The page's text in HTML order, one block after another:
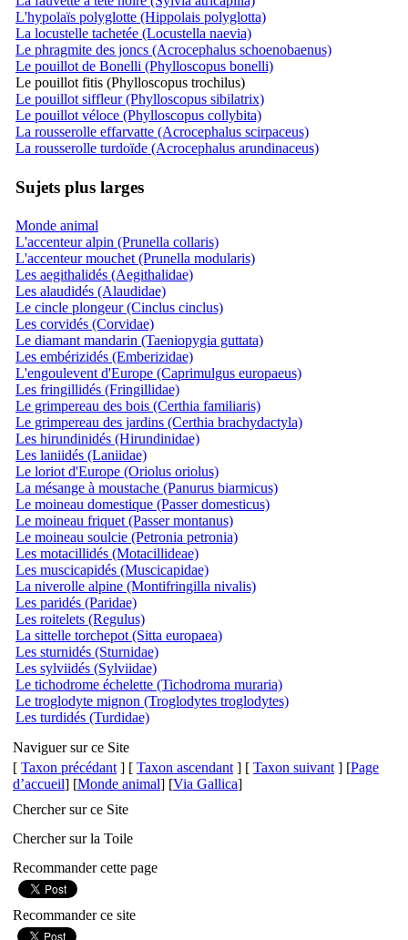
L'hypolaïs polyglotte (Hippolais polyglotta)
La locustelle tachetée (Locustella naevia)
Le phragmite des joncs (Acrocephalus schoenobaenus)
Le pouillot de Bonelli (Phylloscopus bonelli)
Le pouillot fitis (Phylloscopus trochilus)
Le pouillot siffleur (Phylloscopus sibilatrix)
Le pouillot véloce (Phylloscopus collybita)
La rousserolle effarvatte (Acrocephalus scirpaceus)
La rousserolle turdoïde (Acrocephalus arundinaceus)
Sujets plus larges
Monde animal
L'accenteur alpin (Prunella collaris)
L'accenteur mouchet (Prunella modularis)
Les aegithalidés (Aegithalidae)
Les alaudidés (Alaudidae)
Le cincle plongeur (Cinclus cinclus)
Les corvidés (Corvidae)
Le diamant mandarin (Taeniopygia guttata)
Les embérizidés (Emberizidae)
L'engoulevent d'Europe (Caprimulgus europaeus)
Les fringillidés (Fringillidae)
Le grimpereau des bois (Certhia familiaris)
Le grimpereau des jardins (Certhia brachydactyla)
Les hirundinidés (Hirundinidae)
Les laniidés (Laniidae)
Le loriot d'Europe (Oriolus oriolus)
La mésange à moustache (Panurus biarmicus)
Le moineau domestique (Passer domesticus)
Le moineau friquet (Passer montanus)
Le moineau soulcie (Petronia petronia)
Les motacillidés (Motacillideae)
Les muscicapidés (Muscicapidae)
La niverolle alpine (Montifringilla nivalis)
Les paridés (Paridae)
Les roitelets (Regulus)
La sittelle torchepot (Sitta europaea)
Les sturnidés (Sturnidae)
Les sylviidés (Sylviidae)
Le tichodrome échelette (Tichodroma muraria)
Le troglodyte mignon (Troglodytes troglodytes)
Les turdidés (Turdidae)
Naviguer sur ce Site
[ Taxon précédant ] [ Taxon ascendant ] [ Taxon suivant ] [Page
d’accueil] [Monde animal] [Via Gallica]
Chercher sur ce Site
Chercher sur la Toile
Recommander cette page
Recommander ce site